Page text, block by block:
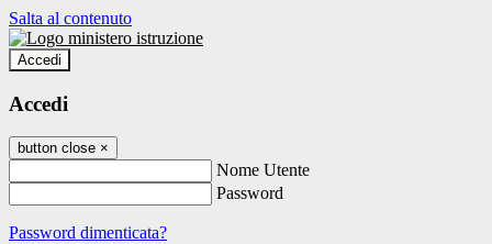
Salta al contenuto
Accedi
Accedi
button close ×
Nome Utente
Password
Password dimenticata?